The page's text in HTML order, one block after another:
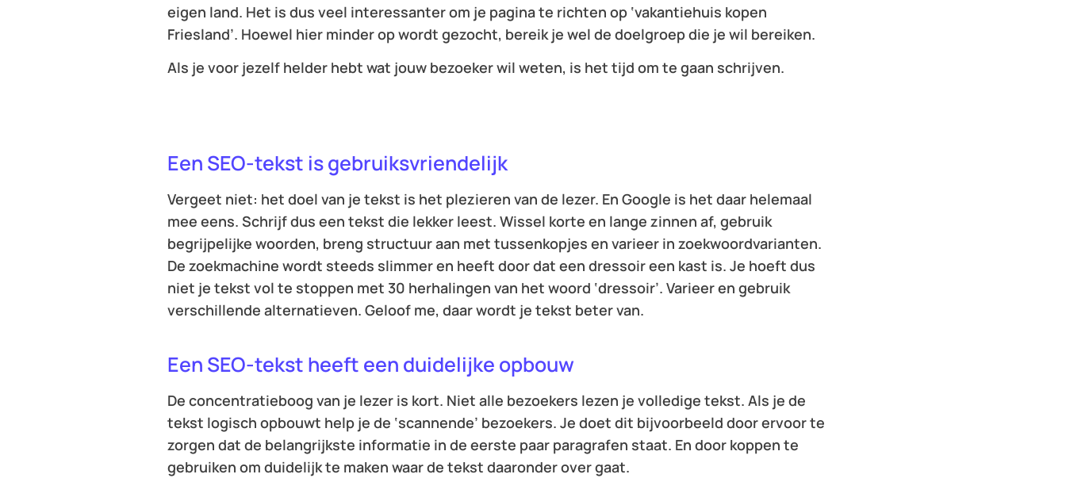
eigen land. Het is dus veel interessanter om je pagina te richten op ‘vakantiehuis kopen
Friesland’. Hoewel hier minder op wordt gezocht, bereik je wel de doelgroep die je wil bereiken.
Als je voor jezelf helder hebt wat jouw bezoeker wil weten, is het tijd om te gaan schrijven.
Een SEO-tekst is gebruiksvriendelijk
Vergeet niet: het doel van je tekst is het plezieren van de lezer. En Google is het daar helemaal
mee eens. Schrijf dus een tekst die lekker leest. Wissel korte en lange zinnen af, gebruik
begrijpelijke woorden, breng structuur aan met tussenkopjes en varieer in zoekwoordvarianten.
De zoekmachine wordt steeds slimmer en heeft door dat een dressoir een kast is. Je hoeft dus
niet je tekst vol te stoppen met 30 herhalingen van het woord ‘dressoir’. Varieer en gebruik
verschillende alternatieven. Geloof me, daar wordt je tekst beter van.
Een SEO-tekst heeft een duidelijke opbouw
De concentratieboog van je lezer is kort. Niet alle bezoekers lezen je volledige tekst. Als je de
tekst logisch opbouwt help je de ‘scannende’ bezoekers. Je doet dit bijvoorbeeld door ervoor te
zorgen dat de belangrijkste informatie in de eerste paar paragrafen staat. En door koppen te
gebruiken om duidelijk te maken waar de tekst daaronder over gaat.